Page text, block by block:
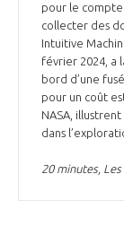
pour le
collecter des
Intuitive
février 2024, a
bord d’une
pour un coût
NASA,
dans
20 minutes,